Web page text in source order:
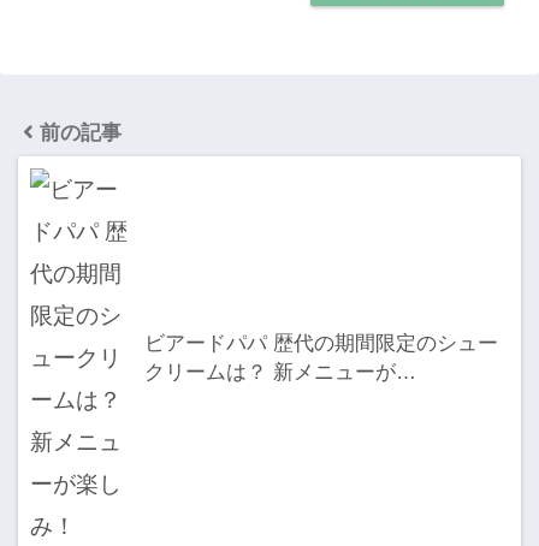
前の記事
ビアードパパ 歴代の期間限定のシュー
クリームは？ 新メニューが…